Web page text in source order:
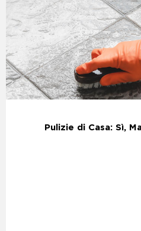
Pulizie di Casa: Sì,